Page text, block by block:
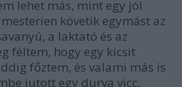
lehet más, mint egy jól
követik egymást az
a laktató és az
féltem, hogy egy kicsit
főztem, és valami más is
jutott egy durva vicc,